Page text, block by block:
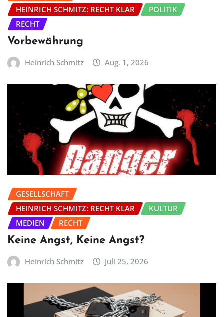
HEINRICH SCHMITZ: RECHT KLAR
POLITIK
RECHT
Vorbewährung
Heinrich Schmitz Aug. 1, 2026
GESELLSCHAFT
HEINRICH SCHMITZ: RECHT KLAR
KULTUR
MEDIEN
RECHT
Keine Angst, Keine Angst?
Heinrich Schmitz Juli 25, 2026